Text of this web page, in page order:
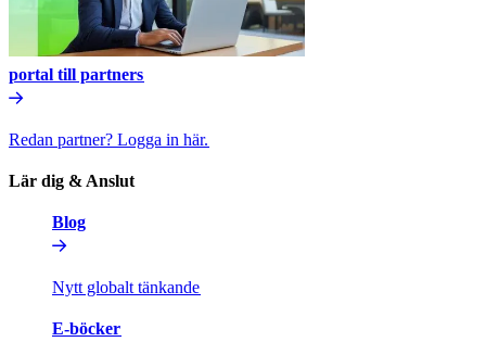
portal till partners​​
Redan partner? Logga in här.​​
Lär dig & Anslut​​
Blog​​
Nytt globalt tänkande​​
E-böcker​​